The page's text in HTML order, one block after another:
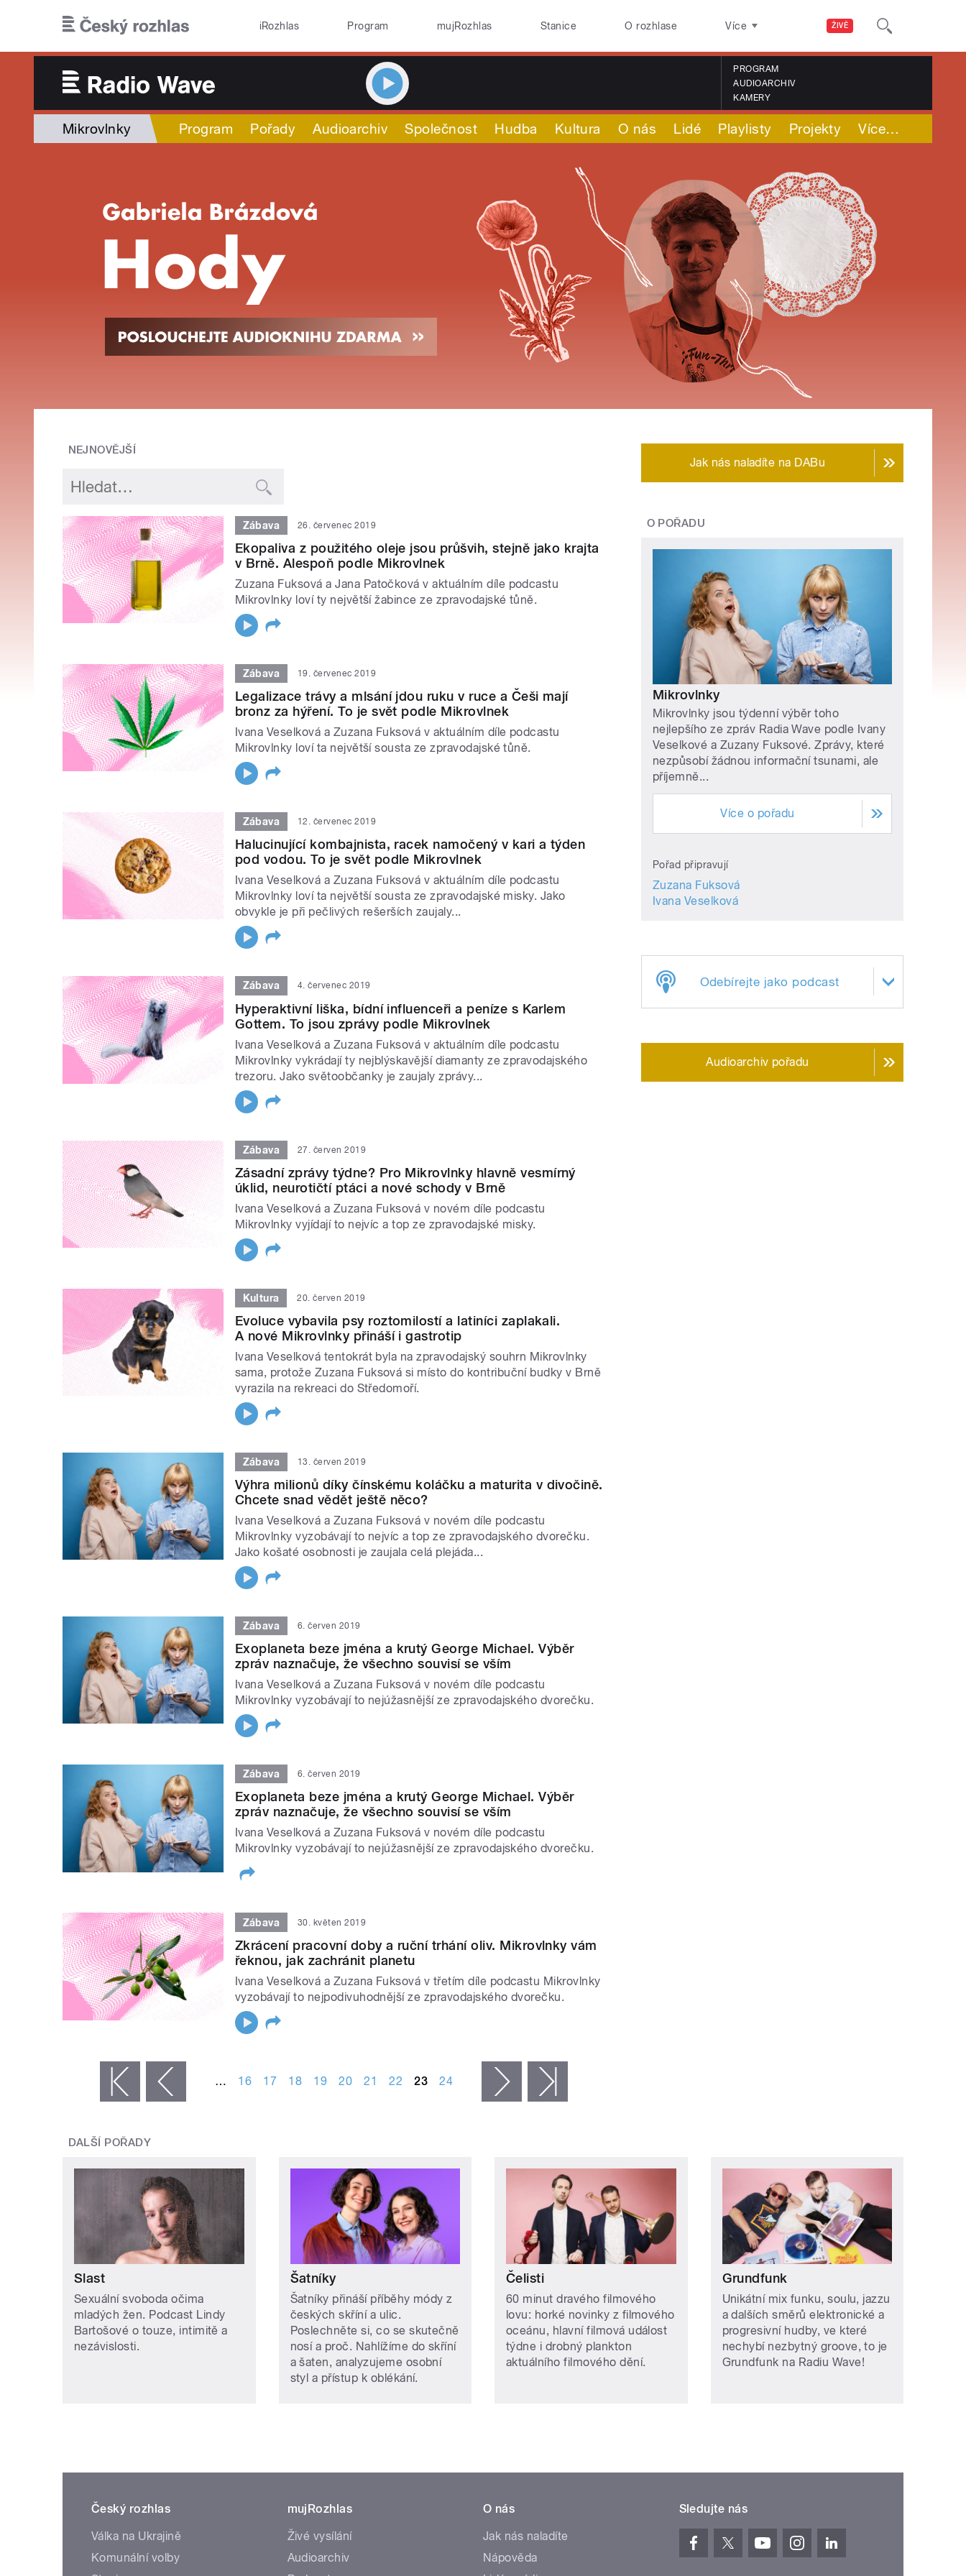
ŽIVĚ
iRozhlas Program mujRozhlas Stanice O rozhlase Více
PROGRAM
AUDIOARCHIV
KAMERY
Mikrovlnky Program Pořady Audioarchiv Společnost Hudba Kultura O nás Lidé Playlisty Projekty Více…
NEJNOVĚJŠÍ
Zábava 26. červenec 2019
Ekopaliva z použitého oleje jsou průšvih, stejně jako krajta
v Brně. Alespoň podle Mikrovlnek
Zuzana Fuksová a Jana Patočková v aktuálním díle podcastu
Mikrovlnky loví ty největší žabince ze zpravodajské tůně.
Zábava 19. červenec 2019
Legalizace trávy a mlsání jdou ruku v ruce a Češi mají
bronz za hýření. To je svět podle Mikrovlnek
Ivana Veselková a Zuzana Fuksová v aktuálním díle podcastu
Mikrovlnky loví ta největší sousta ze zpravodajské tůně.
Zábava 12. červenec 2019
Halucinující kombajnista, racek namočený v kari a týden
pod vodou. To je svět podle Mikrovlnek
Ivana Veselková a Zuzana Fuksová v aktuálním díle podcastu
Mikrovlnky loví ta největší sousta ze zpravodajské misky. Jako
obvykle je při pečlivých rešerších zaujaly...
Zábava 4. červenec 2019
Hyperaktivní liška, bídní influenceři a peníze s Karlem
Gottem. To jsou zprávy podle Mikrovlnek
Ivana Veselková a Zuzana Fuksová v aktuálním díle podcastu
Mikrovlnky vykrádají ty nejblýskavější diamanty ze zpravodajského
trezoru. Jako světoobčanky je zaujaly zprávy...
Zábava 27. červen 2019
Zásadní zprávy týdne? Pro Mikrovlnky hlavně vesmírný
úklid, neurotičtí ptáci a nové schody v Brně
Ivana Veselková a Zuzana Fuksová v novém díle podcastu
Mikrovlnky vyjídají to nejvíc a top ze zpravodajské misky.
Kultura 20. červen 2019
Evoluce vybavila psy roztomilostí a latiníci zaplakali.
A nové Mikrovlnky přináší i gastrotip
Ivana Veselková tentokrát byla na zpravodajský souhrn Mikrovlnky
sama, protože Zuzana Fuksová si místo do kontribuční budky v Brně
vyrazila na rekreaci do Středomoří.
Zábava 13. červen 2019
Výhra milionů díky čínskému koláčku a maturita v divočině.
Chcete snad vědět ještě něco?
Ivana Veselková a Zuzana Fuksová v novém díle podcastu
Mikrovlnky vyzobávají to nejvíc a top ze zpravodajského dvorečku.
Jako košaté osobnosti je zaujala celá plejáda...
Zábava 6. červen 2019
Exoplaneta beze jména a krutý George Michael. Výběr
zpráv naznačuje, že všechno souvisí se vším
Ivana Veselková a Zuzana Fuksová v novém díle podcastu
Mikrovlnky vyzobávají to nejúžasnější ze zpravodajského dvorečku.
Zábava 6. červen 2019
Exoplaneta beze jména a krutý George Michael. Výběr
zpráv naznačuje, že všechno souvisí se vším
Ivana Veselková a Zuzana Fuksová v novém díle podcastu
Mikrovlnky vyzobávají to nejúžasnější ze zpravodajského dvorečku.
Zábava 30. květen 2019
Zkrácení pracovní doby a ruční trhání oliv. Mikrovlnky vám
řeknou, jak zachránit planetu
Ivana Veselková a Zuzana Fuksová v třetím díle podcastu Mikrovlnky
vyzobávají to nejpodivuhodnější ze zpravodajského dvorečku.
‹ předchozí … 16 17 18 19 20 21 22 23 24 následující ›
Jak nás naladíte na DABu
O POŘADU
Mikrovlnky
Mikrovlnky jsou týdenní výběr toho
nejlepšího ze zpráv Radia Wave podle Ivany
Veselkové a Zuzany Fuksové. Zprávy, které
nezpůsobí žádnou informační tsunami, ale
příjemně...
Více o pořadu
Pořad připravují
Zuzana Fuksová
Ivana Veselková
Odebírejte jako podcast
Audioarchiv pořadu
DALŠÍ POŘADY
Slast
Sexuální svoboda očima
mladých žen. Podcast Lindy
Bartošové o touze, intimitě a
nezávislosti.
Šatníky
Šatníky přináší příběhy módy z
českých skříní a ulic.
Poslechněte si, co se skutečně
nosí a proč. Nahlížíme do skříní
a šaten, analyzujeme osobní
styl a přístup k oblékání.
Čelisti
60 minut dravého filmového
lovu: horké novinky z filmového
oceánu, hlavní filmová událost
týdne i drobný plankton
aktuálního filmového dění.
Grundfunk
Unikátní mix funku, soulu, jazzu
a dalších směrů elektronické a
progresivní hudby, ve které
nechybí nezbytný groove, to je
Grundfunk na Radiu Wave!
Český rozhlas
Válka na Ukrajině
Komunální volby
mujRozhlas
Živé vysílání
Audioarchiv
O nás
Jak nás naladíte
Nápověda
Sledujte nás